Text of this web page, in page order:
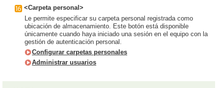
<Carpeta personal>
Le permite especificar su carpeta personal registrada como
ubicación de almacenamiento. Este botón está disponible
únicamente cuando haya iniciado una sesión en el equipo con la
gestión de autenticación personal.
Configurar carpetas personales
Administrar usuarios